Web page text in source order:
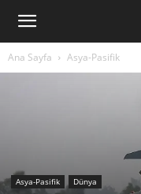
Ana Sayfa Asya-Pasifik
Asya-Pasifik Dünya